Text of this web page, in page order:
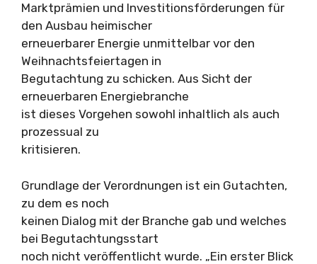
Marktprämien und Investitionsförderungen für
den Ausbau heimischer
erneuerbarer Energie unmittelbar vor den
Weihnachtsfeiertagen in
Begutachtung zu schicken. Aus Sicht der
erneuerbaren Energiebranche
ist dieses Vorgehen sowohl inhaltlich als auch
prozessual zu
kritisieren.
Grundlage der Verordnungen ist ein Gutachten,
zu dem es noch
keinen Dialog mit der Branche gab und welches
bei Begutachtungsstart
noch nicht veröffentlicht wurde. „Ein erster Blick